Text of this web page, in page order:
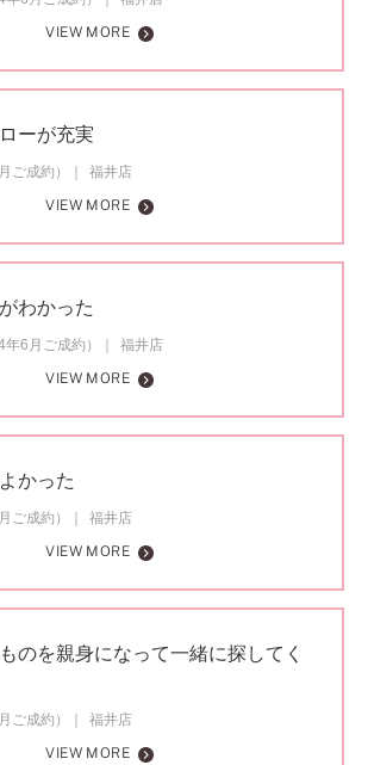
VIEW MORE
ーが充実
ご成約）
福井店
VIEW MORE
わかった
6月ご成約）
福井店
VIEW MORE
かった
ご成約）
福井店
VIEW MORE
のを親身になって一緒に探してく
ご成約）
福井店
VIEW MORE